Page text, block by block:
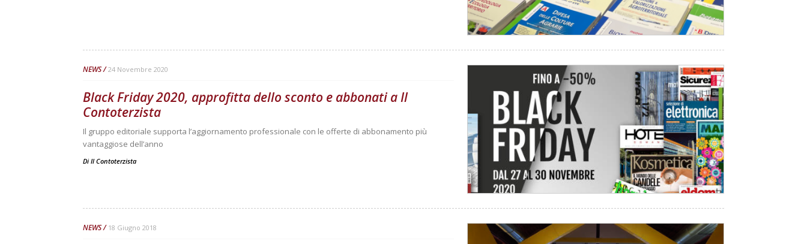
NEWS 24 Novembre 2020
Black Friday 2020, approfitta dello sconto e abbonati a Il
Contoterzista
Il gruppo editoriale supporta l’aggiornamento professionale con le offerte di abbonamento più
vantaggiose dell’anno
Di Il Contoterzista
NEWS 18 Giugno 2018